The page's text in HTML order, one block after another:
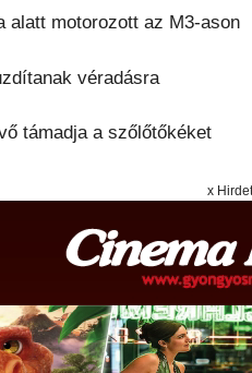
alatt motorozott az M3-ason
véradásra
támadja a szőlőtőkéket
x